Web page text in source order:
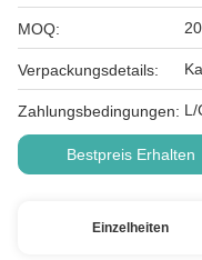
MOQ:
Verpackungsdetails:
Zahlungsbedingungen: L/
Bestpreis Erhalten
Einzelheiten